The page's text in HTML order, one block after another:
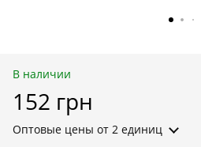
В наличии
152 грн
Оптовые цены от 2 единиц